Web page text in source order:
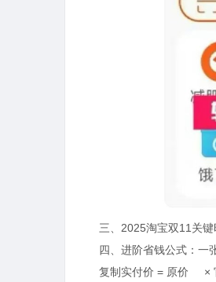
三、2025淘宝双11关键
四、进阶省钱公式：一
复制实付价 = 原价 × 官